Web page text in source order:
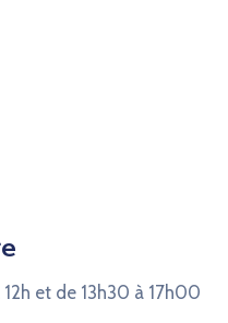
et de 13h30 à 17h00